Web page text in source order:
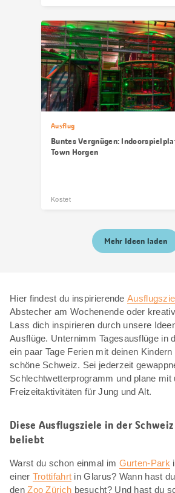
Ausflug
Buntes Vergnügen:
Town Horgen
Kostet
Mehr Ideen laden
Hier findest du inspirierende
Abstecher am Wochenende oder
Lass dich inspirieren durch unsere
Ausflüge. Unternimm Tagesausflüge in
ein paar Tage Ferien mit deinen
schöne Schweiz. Sei jederzeit
Schlechtwetterprogramm und plane mit
Freizeitaktivitäten für Jung und Alt.
Diese Ausflugsziele in der
beliebt
Warst du schon einmal im Gurten-Park
einer Trottifahrt in Glarus? Wann hast
denZoo Zürich besucht? Und hast du